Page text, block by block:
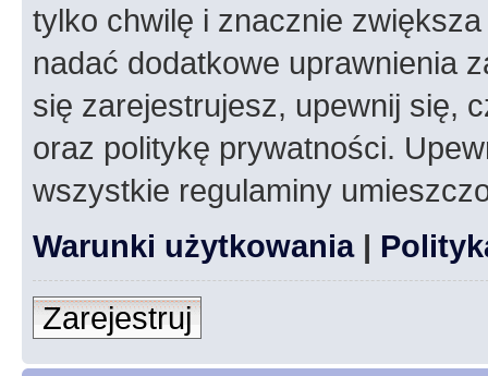
tylko chwilę i znacznie
nadać dodatkowe uprawnienia
się zarejestrujesz, upewnij się,
oraz politykę prywatności.
wszystkie regulaminy
Warunki użytkowania|
Zarejestruj